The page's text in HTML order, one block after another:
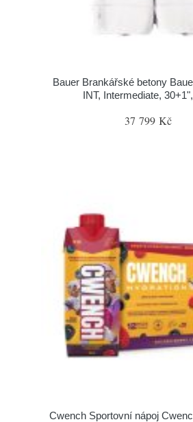
Bauer Brankářské betony
INT, Intermediate,
37 799 Kč
Cwench Sportovní nápoj